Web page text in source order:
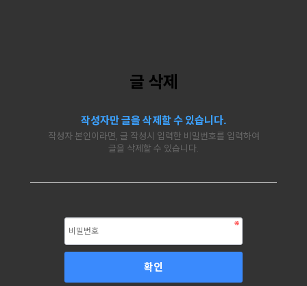
글 삭제
작성자만 글을 삭제할 수 있습니다.
작성자 본인이라면, 글 작성시 입력한 비밀번호를 입력하여
글을 삭제할 수 있습니다.